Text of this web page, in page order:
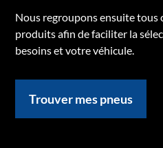
Nous regroupons ensuite tous
produits afin de faciliter la
besoins et votre véhicule.
Trouver mes pneus